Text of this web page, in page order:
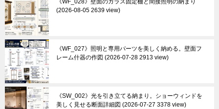
2026-08-05 2639 view
《WF_027》照明と専用パーツを美しく納める。壁面フ
レーム什器の作図 2026-07-28 2913 view
《SW_002》光を引き立てる納まり。ショーウィンドを
美しく見せる断面詳細図 2026-07-27 3378 view